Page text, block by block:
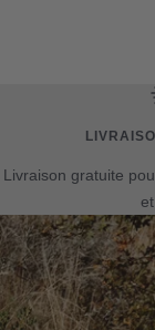
Livraison gratuite